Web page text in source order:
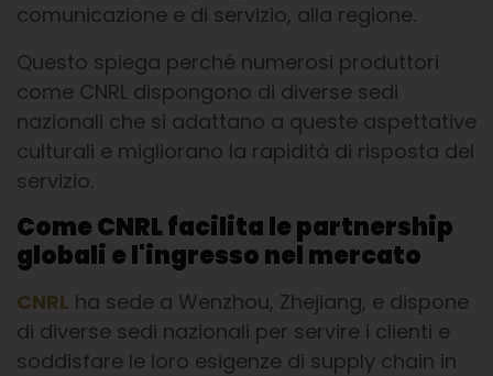
comunicazione e di servizio, alla regione.
Questo spiega perché numerosi produttori
come CNRL dispongono di diverse sedi
nazionali che si adattano a queste aspettative
culturali e migliorano la rapidità di risposta del
servizio.
Come CNRL facilita le partnership
globali e l'ingresso nel mercato
CNRL ha sede a Wenzhou, Zhejiang, e dispone
di diverse sedi nazionali per servire i clienti e
soddisfare le loro esigenze di supply chain in